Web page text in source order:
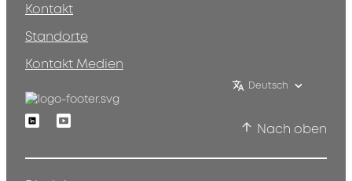
Kontakt
Standorte
Kontakt Medien
Deutsch
LinkedinYoutube
Nach oben